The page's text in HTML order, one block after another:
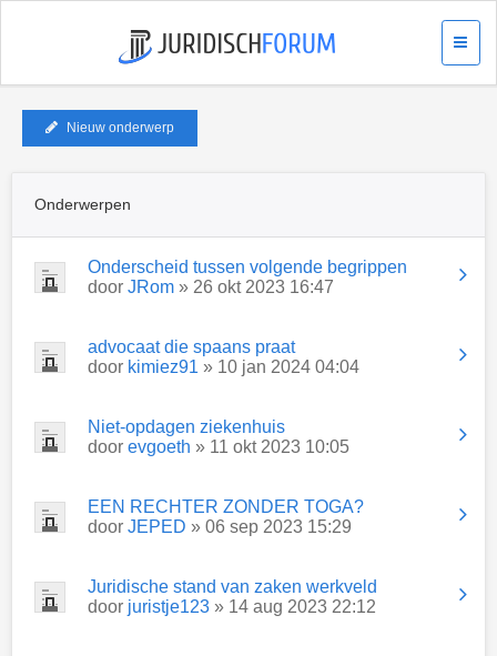
Nieuw onderwerp
Onderwerpen
Onderscheid tussen volgende begrippen
door JRom » 26 okt 2023 16:47
advocaat die spaans praat
door kimiez91 » 10 jan 2024 04:04
Niet-opdagen ziekenhuis
door evgoeth » 11 okt 2023 10:05
EEN RECHTER ZONDER TOGA?
door JEPED » 06 sep 2023 15:29
Juridische stand van zaken werkveld
door juristje123 » 14 aug 2023 22:12